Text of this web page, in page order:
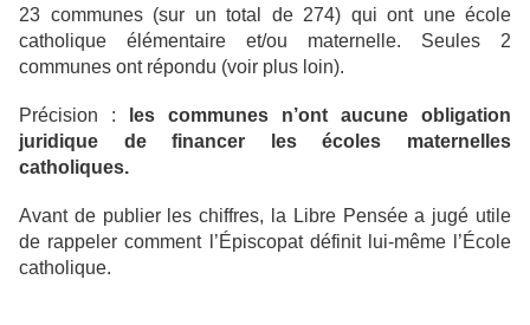
23 communes (sur un total de 274) qui ont une école
catholique élémentaire et/ou maternelle. Seules 2
communes ont répondu (voir plus loin).
Précision :
les communes n’ont aucune obligation
juridique de financer les écoles maternelles
catholiques.
Avant de publier les chiffres, la Libre Pensée a jugé utile
de rappeler comment l’Épiscopat définit lui-même l’École
catholique.